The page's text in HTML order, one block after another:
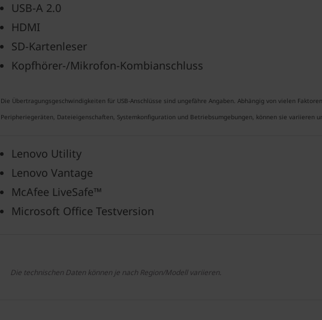
USB-A 2.0
HDMI
SD-Kartenleser
Kopfhörer-/Mikrofon-Kombianschluss
Die Übertragungsgeschwindigkeiten für USB-Anschlüsse sind ungefähre Angaben. Abhängig von vielen
Peripheriegeräten, Dateieigenschaften, Systemkonfiguration und Betriebsumgebungen, können sie variieren
Lenovo Utility
Lenovo Vantage
McAfee LiveSafe™
Microsoft Office Testversion
Die technischen Daten können je nach Region/Modell variieren.